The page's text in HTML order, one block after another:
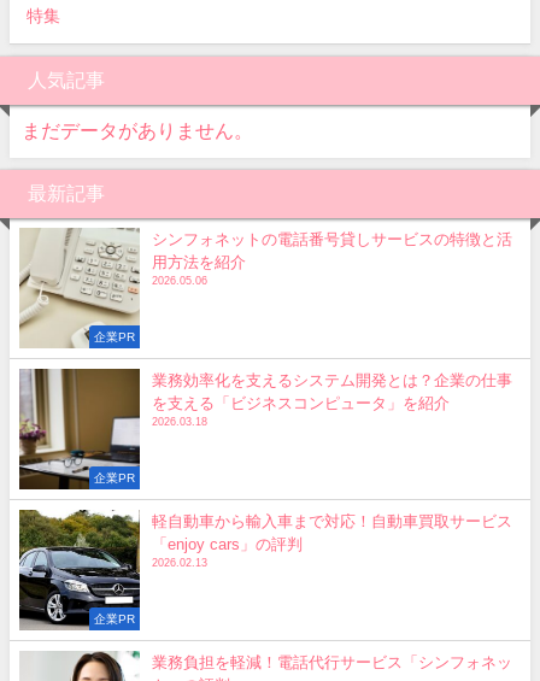
特集
人気記事
まだデータがありません。
最新記事
企業PR
シンフォネットの電話番号貸しサービスの特徴と活
用方法を紹介
2026.05.06
企業PR
業務効率化を支えるシステム開発とは？企業の仕事
を支える「ビジネスコンピュータ」を紹介
2026.03.18
企業PR
軽自動車から輸入車まで対応！自動車買取サービス
「enjoy cars」の評判
2026.02.13
業務負担を軽減！電話代行サービス「シンフォネッ